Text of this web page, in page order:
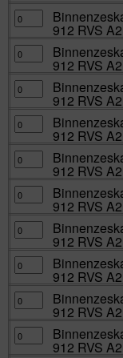
50
aantal
X
60
|
50
aantal
RVS
A2
M
X
80
|
50
aantal
Binnenzeskantbout
cilinderkop
DIN
RVS
A2
M
X
30
|
25
aantal
912 RVS
Binnenzeskantbout
cilinderkop
DIN
RVS
A2
M
X
35
|
25
aantal
912 RVS
Binnenzeskantbout
cilinderkop
DIN
RVS
A2
M
X
40
|
25
aantal
912 RVS
Binnenzeskantbout
cilinderkop
DIN
RVS
A2
M
X
45
|
25
aantal
912 RVS
Binnenzeskantbout
cilinderkop
DIN
RVS
A2
M
X
50
|
25
aantal
912 RVS
Binnenzeskantbout
cilinderkop
DIN
RVS
A2
M
X
55
|
25
aantal
912 RVS
Binnenzeskantbout
cilinderkop
DIN
RVS
A2
M
X
60
|
25
aantal
912 RVS
Binnenzeskantbout
cilinderkop
DIN
RVS
A2
M
X
70
|
912 RVS
Binnenzeskantbout
cilinderkop
DIN
RVS
A2
M
912 RVS
Binnenzeskantbout
cilinderkop
DIN 912 RVS